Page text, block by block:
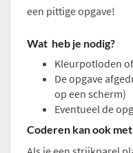
een pittige opgave!
Wat heb je nodig?
Kleurpotloden
De opgave
op een scherm)
Eventueel de
Coderen kan ook